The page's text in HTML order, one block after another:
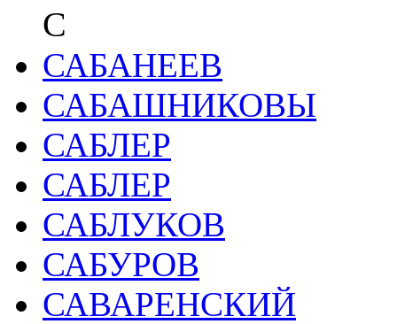
С
САБАНЕЕВ
САБАШНИКОВЫ
САБЛЕР
САБЛЕР
САБЛУКОВ
САБУРОВ
САВАРЕНСКИЙ